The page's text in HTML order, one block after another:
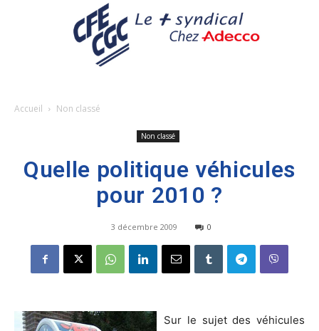
Accueil Non classé
Non classé
Quelle politique véhicules
pour 2010 ?
3 décembre 2009 0
Sur le sujet des véhicules